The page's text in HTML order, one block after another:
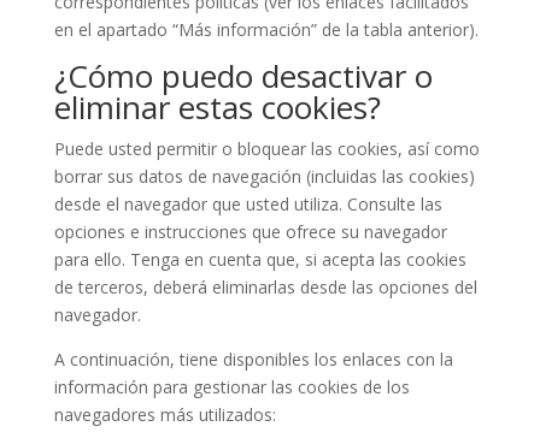
en el apartado “Más información” de la tabla anterior).
¿Cómo puedo desactivar o
eliminar estas cookies?
Puede usted permitir o bloquear las cookies, así como
borrar sus datos de navegación (incluidas las cookies)
desde el navegador que usted utiliza. Consulte las
opciones e instrucciones que ofrece su navegador
para ello. Tenga en cuenta que, si acepta las cookies
de terceros, deberá eliminarlas desde las opciones del
navegador.
A continuación, tiene disponibles los enlaces con la
información para gestionar las cookies de los
navegadores más utilizados: